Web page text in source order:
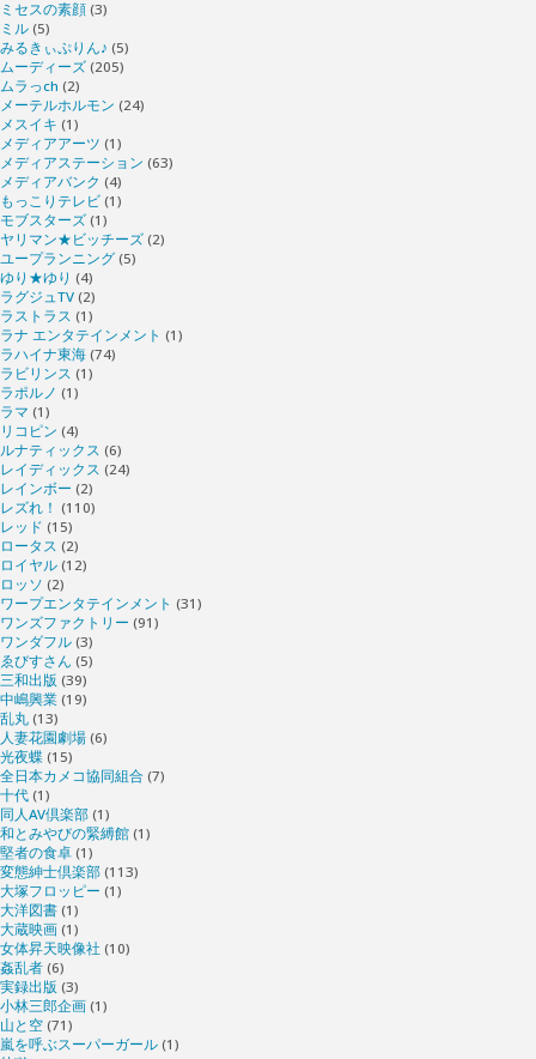
ミセスの素顔 (3)
ミル (5)
みるきぃぷりん♪ (5)
ムーディーズ (205)
ムラっch (2)
メーテルホルモン (24)
メスイキ (1)
メディアアーツ (1)
メディアステーション (63)
メディアバンク (4)
もっこりテレビ (1)
モブスターズ (1)
ヤリマン★ビッチーズ (2)
ユープランニング (5)
ゆり★ゆり (4)
ラグジュTV (2)
ラストラス (1)
ラナ エンタテインメント (1)
ラハイナ東海 (74)
ラビリンス (1)
ラポルノ (1)
ラマ (1)
リコピン (4)
ルナティックス (6)
レイディックス (24)
レインボー (2)
レズれ！ (110)
レッド (15)
ロータス (2)
ロイヤル (12)
ロッソ (2)
ワープエンタテインメント (31)
ワンズファクトリー (91)
ワンダフル (3)
ゑびすさん (5)
三和出版 (39)
中嶋興業 (19)
乱丸 (13)
人妻花園劇場 (6)
光夜蝶 (15)
全日本カメコ協同組合 (7)
十代 (1)
同人AV倶楽部 (1)
和とみやびの緊縛館 (1)
堅者の食卓 (1)
変態紳士倶楽部 (113)
大塚フロッピー (1)
大洋図書 (1)
大蔵映画 (1)
女体昇天映像社 (10)
姦乱者 (6)
実録出版 (3)
小林三郎企画 (1)
山と空 (71)
嵐を呼ぶスーパーガール (1)